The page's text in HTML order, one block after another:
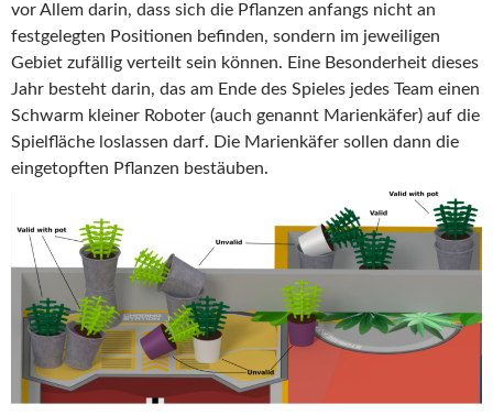
vor Allem darin, dass sich die Pflanzen anfangs nicht an
festgelegten Positionen befinden, sondern im jeweiligen
Gebiet zufällig verteilt sein können. Eine Besonderheit dieses
Jahr besteht darin, das am Ende des Spieles jedes Team einen
Schwarm kleiner Roboter (auch genannt Marienkäfer) auf die
Spielfläche loslassen darf. Die Marienkäfer sollen dann die
eingetopften Pflanzen bestäuben.